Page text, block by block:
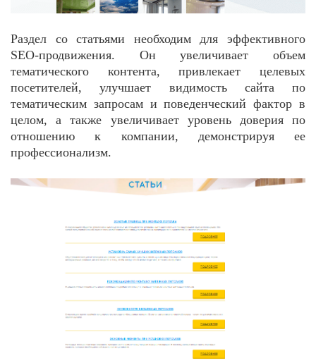
Раздел со статьями необходим для эффективного
SEO-продвижения. Он увеличивает объем
тематического контента, привлекает целевых
посетителей, улучшает видимость сайта по
тематическим запросам и поведенческий фактор в
целом, а также увеличивает уровень доверия по
отношению к компании, демонстрируя ее
профессионализм.